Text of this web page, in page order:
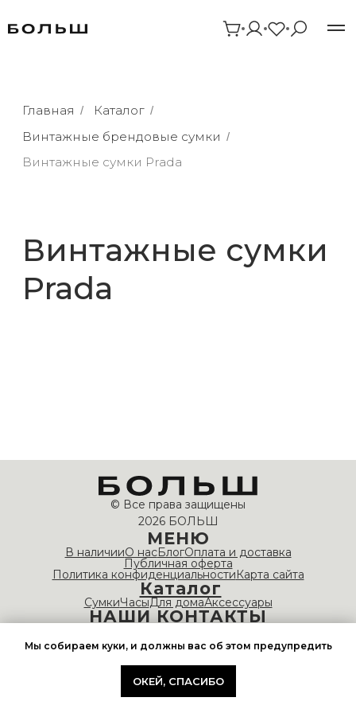
Винтажные сумки Prada
Винтажные сумки
© Все права защищены
2026 БОЛЬШ
МЕНЮ
В наличииО насБлогОплата и доставка
Публичная оферта
Политика конфиденциальностиКарта сайта
Каталог
СумкиЧасыДля домаАксессуары
НАШИ КОНТАКТЫ
Время работы: 10:00 — 20:00
Мы собираем куки, и должны вас об этом предупредить
ОКЕЙ, СПАСИБО